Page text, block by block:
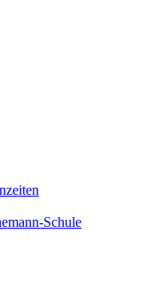
Schule